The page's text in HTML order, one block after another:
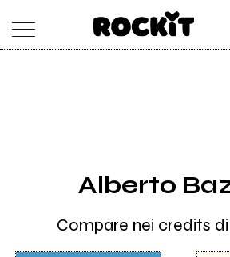
RADIOAlberto
Compare nei credits di